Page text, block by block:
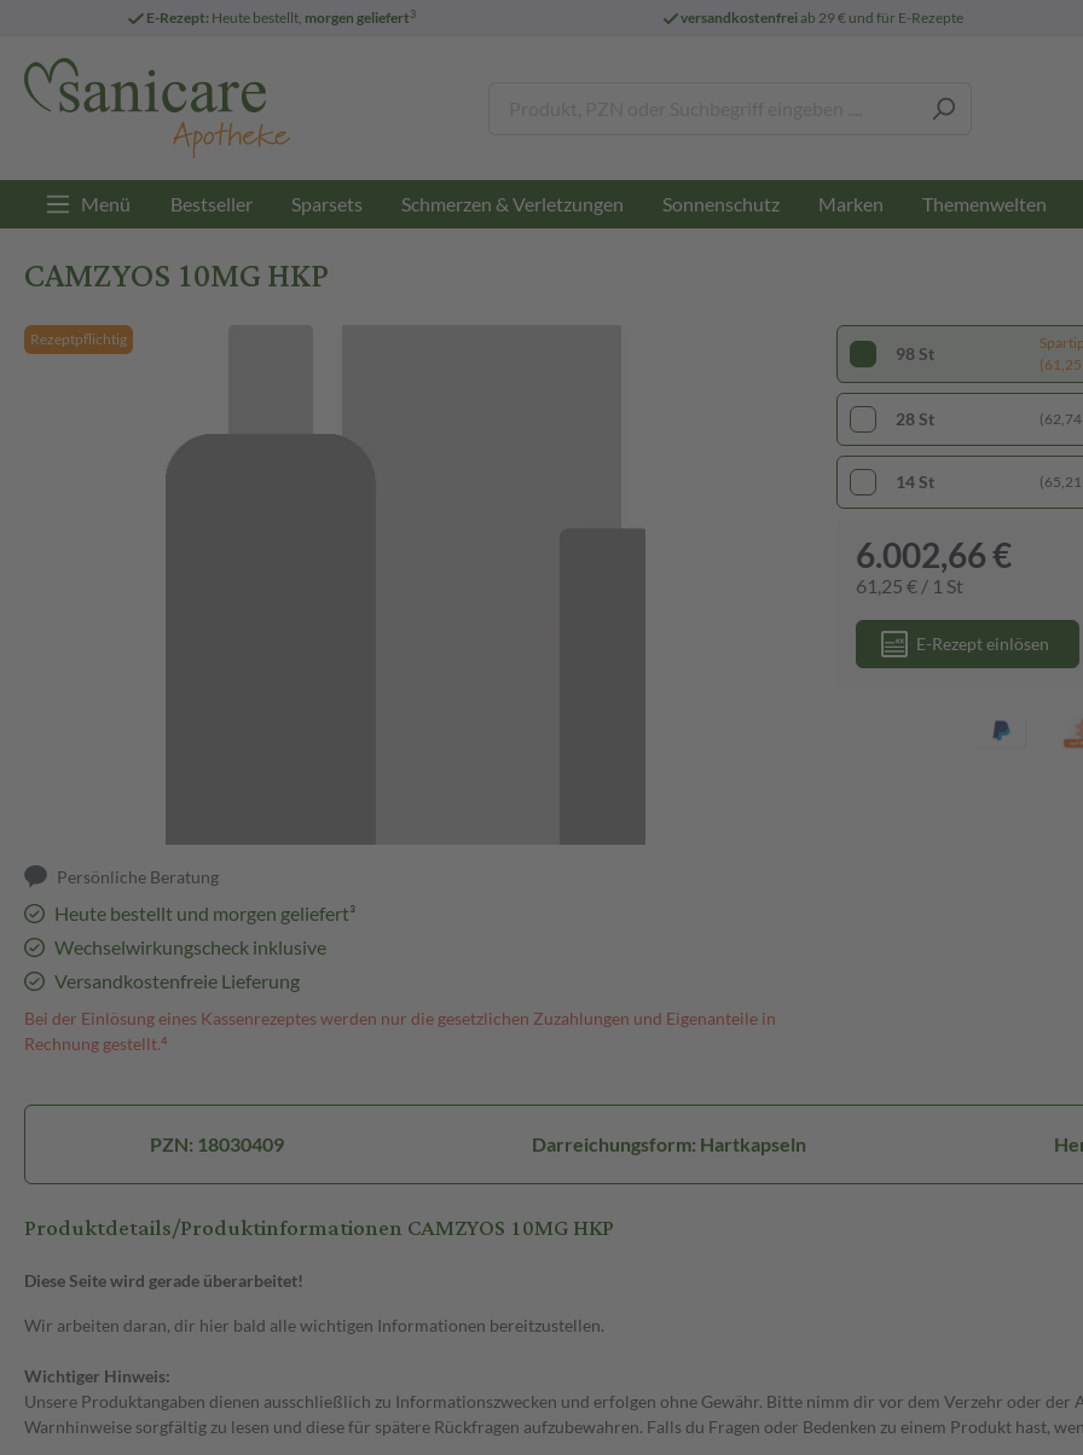
E-Rezept: Heute bestellt, morgen geliefert3 versandkostenfreiab 29 € und für E-Rezepte
Menü Bestseller Sparsets Schmerzen & Verletzungen Sonnenschutz Marken Themenwelten
CAMZYOS 10MG HKP
Rezeptpflichtig
Persönliche Beratung
Heute bestellt und morgen geliefert³
Wechselwirkungscheck inklusive
Versandkostenfreie Lieferung
Bei der Einlösung eines Kassenrezeptes werden nur die gesetzlichen Zuzahlungen und Eigenanteile in
Rechnung gestellt.⁴
98 St
(61,25
28 St (62,74
14 St (65,21
6.002,66 €
61,25 € / 1 St
E-Rezept einlösen
PZN: 18030409 Darreichungsform: Hartkapseln
Produktdetails/Produktinformationen CAMZYOS 10MG HKP
Diese Seite wird gerade überarbeitet!
Wir arbeiten daran, dir hier bald alle wichtigen Informationen bereitzustellen.
Wichtiger Hinweis:
Unsere Produktangaben dienen ausschließlich zu Informationszwecken und erfolgen ohne Gewähr. Bitte nimm dir vor dem Verzehr oder
Warnhinweise sorgfältig zu lesen und diese für spätere Rückfragen aufzubewahren. Falls du Fragen oder Bedenken zu einem Produkt hast,